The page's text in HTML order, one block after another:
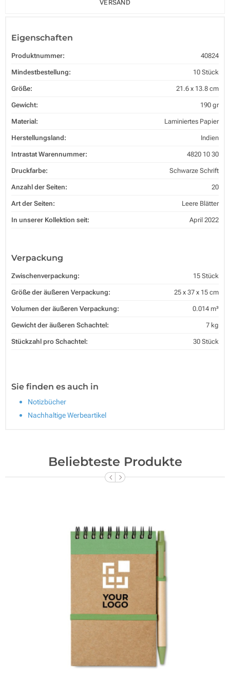
VERSAND
Eigenschaften
Produktnummer: 40824
Mindestbestellung: 10 Stück
Größe: 21.6 x 13.8 cm
Gewicht: 190 gr
Material: Laminiertes Papier
Herstellungsland: Indien
Intrastat Warennummer: 4820 10 30
Druckfarbe: Schwarze Schrift
Anzahl der Seiten: 20
Art der Seiten: Leere Blätter
In unserer Kollektion seit: April 2022
Verpackung
Zwischenverpackung: 15 Stück
Größe der äußeren Verpackung: 25 x 37 x 15 cm
Volumen der äußeren Verpackung: 0.014 m³
Gewicht der äußeren Schachtel: 7 kg
Stückzahl pro Schachtel: 30 Stück
Sie finden es auch in
Notizbücher
Nachhaltige Werbeartikel
Beliebteste Produkte